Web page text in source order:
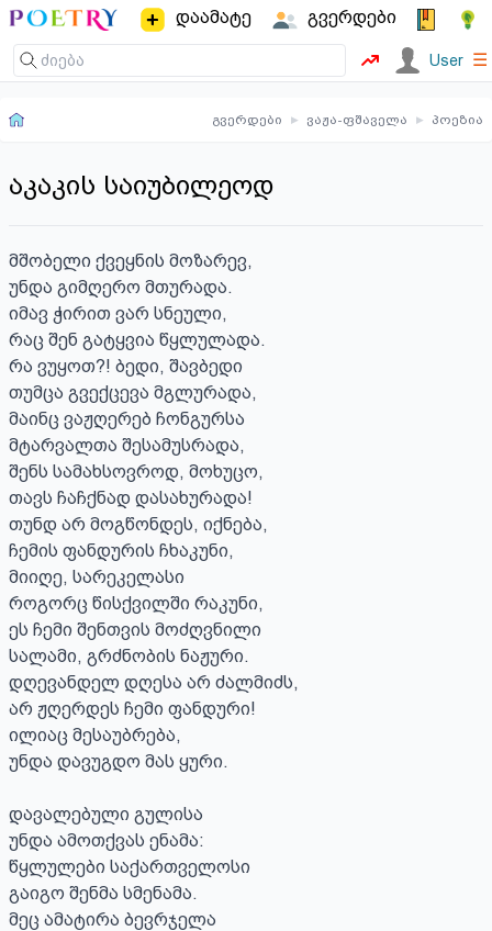
დაამატე გვერდები
User ☰
გვერდები ▸ ვაჟა-ფშაველა ▸ პოეზია
აკაკის საიუბილეოდ
მშობელი ქვეყნის მოზარევ,
უნდა გიმღერო მთურადა.
იმავ ჭირით ვარ სნეული,
რაც შენ გატყვია წყლულადა.
რა ვუყოთ?! ბედი, შავბედი
თუმცა გვექცევა მგლურადა,
მაინც ვაჟღერებ ჩონგურსა
მტარვალთა შესამუსრადა,
შენს სამახსოვროდ, მოხუცო,
თავს ჩაჩქნად დასახურადა!
თუნდ არ მოგწონდეს, იქნება,
ჩემის ფანდურის ჩხაკუნი,
მიიღე, სარეკელასი
როგორც წისქვილში რაკუნი,
ეს ჩემი შენთვის მოძღვნილი
სალამი, გრძნობის ნაჟური.
დღევანდელ დღესა არ ძალმიძს,
არ ჟღერდეს ჩემი ფანდური!
ილიაც მესაუბრება,
უნდა დავუგდო მას ყური.
დავალებული გულისა
უნდა ამოთქვას ენამა:
წყლულები საქართველოსი
გაიგო შენმა სმენამა.
მეც ამატირა ბევრჯელა